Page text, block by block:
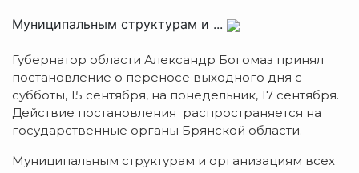
Муниципальным структурам и ...
Губернатор области Александр Богомаз принял
постановление о переносе выходного дня с
субботы, 15 сентября, на понедельник, 17 сентября.
Действие постановления распространяется на
государственные органы Брянской области.
Муниципальным структурам и организациям всех